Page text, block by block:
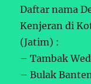
Daftar nama
Kenjeran di
(Jatim) :
– Tambak
– Bulak